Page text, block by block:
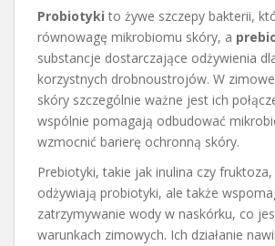
Probiotyki to żywe szczepy bakterii,
równowagę mikrobiomu skóry, a
substancje dostarczające odżywienia
korzystnych drobnoustrojów. W
skóry szczególnie ważne jest ich
wspólnie pomagają odbudować
wzmocnić barierę ochronną skóry.
Prebiotyki, takie jak inulina czy
odżywiają probiotyki, ale także
zatrzymywanie wody w naskórku, co
warunkach zimowych. Ich działanie